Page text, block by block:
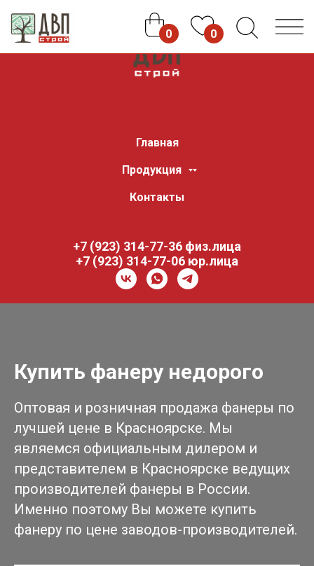
0
Главная
Продукция
Контакты
+7 (923) 314-77-36 физ.лица
+7 (923) 314-77-06 юр.лица
Купить фанеру недорого
Оптовая и розничная продажа фанеры по
лучшей цене в Красноярске. Мы
являемся официальным дилером и
представителем в Красноярске ведущих
производителей фанеры в России.
Именно поэтому Вы можете купить
фанеру по цене заводов-производителей.